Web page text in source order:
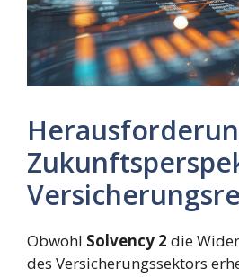
Obwohl Solvency 2 die
des Versicherungssektors